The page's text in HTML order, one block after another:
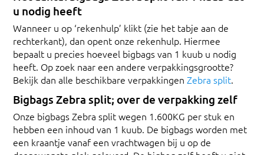
u nodig heeft
Wanneer u op ‘rekenhulp’ klikt (zie het tabje aan de
rechterkant), dan opent onze rekenhulp. Hiermee
bepaalt u precies hoeveel bigbags van 1 kuub u nodig
heeft. Op zoek naar een andere verpakkingsgrootte?
Bekijk dan alle beschikbare verpakkingen Zebra split.
Bigbags Zebra split; over de verpakking zelf
Onze bigbags Zebra split wegen 1.600KG per stuk en
hebben een inhoud van 1 kuub. De bigbags worden met
een kraantje vanaf een vrachtwagen bij u op de